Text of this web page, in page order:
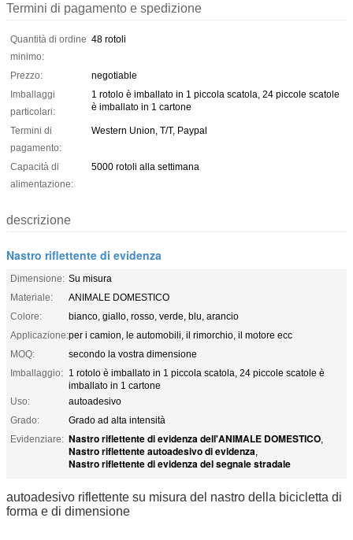
Termini di pagamento e spedizione
Quantità di ordine
minimo:
48 rotoli
Prezzo:
negotiable
Imballaggi
particolari:
1 rotolo è imballato in 1 piccola scatola, 24 piccole scatole
è imballato in 1 cartone
Termini di
pagamento:
Western Union, T/T, Paypal
Capacità di
alimentazione:
5000 rotoli alla settimana
descrizione
Nastro riflettente di evidenza
Dimensione: Su misura
Materiale:
ANIMALE DOMESTICO
Colore:
bianco, giallo, rosso, verde, blu, arancio
Applicazione:per i camion, le automobili, il rimorchio, il motore ecc
MOQ:
secondo la vostra dimensione
Imballaggio: 1 rotolo è imballato in 1 piccola scatola, 24 piccole scatole è
imballato in 1 cartone
Uso:
autoadesivo
Grado:
Grado ad alta intensità
Evidenziare: Nastro riflettente di evidenza dell'ANIMALE DOMESTICO,
Nastro riflettente autoadesivo di evidenza,
Nastro riflettente di evidenza del segnale stradale
autoadesivo riflettente su misura del nastro della bicicletta di
forma e di dimensione